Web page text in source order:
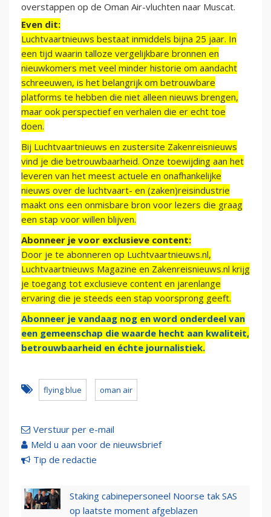
overstappen op de Oman Air-vluchten naar Muscat.
Even dit:
Luchtvaartnieuws bestaat inmiddels bijna 25 jaar. In
een tijd waarin talloze vergelijkbare bronnen en
nieuwkomers met veel minder historie om aandacht
schreeuwen, is het belangrijk om betrouwbare
platforms te hebben die niet alleen nieuws brengen,
maar ook perspectief en verhalen die er echt toe
doen.
Bij Luchtvaartnieuws en zustersite Zakenreisnieuws
vind je die betrouwbaarheid. Onze toewijding aan het
leveren van het meest actuele en onafhankelijke
nieuws over de luchtvaart- en (zaken)reisindustrie
maakt ons een onmisbare bron voor lezers die graag
een stap voor willen blijven.
Abonneer je voor exclusieve content:
Door je te abonneren op Luchtvaartnieuws.nl,
Luchtvaartnieuws Magazine en Zakenreisnieuws.nl krijg
je toegang tot exclusieve content en jarenlange
ervaring die je steeds een stap voorsprong geeft.
Abonneer je vandaag nog en word onderdeel van
een gemeenschap die waarde hecht aan kwaliteit,
betrouwbaarheid en échte journalistiek.
flying blue oman air
Verstuur per e-mail
Meld u aan voor de nieuwsbrief
Tip de redactie
Staking cabinepersoneel Noorse tak SAS
op laatste moment afgeblazen